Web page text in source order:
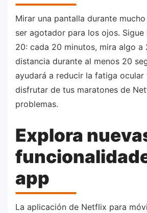
Mirar una pantalla durante
ser agotador para los ojos.
20: cada 20 minutos, mira algo a
distancia durante al menos 20
ayudará a reducir la fatiga
disfrutar de tus maratones de
problemas.
Explora
app
La aplicación de Netflix para